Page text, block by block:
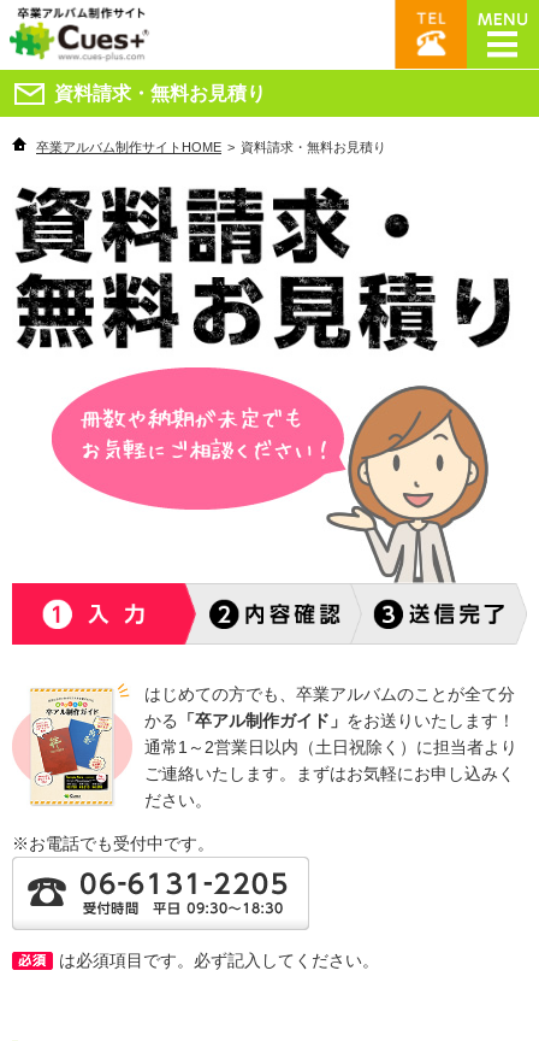
資料請求・無料お見積り
卒業アルバム制作サイトHOME > 資料請求・無料お見積り
はじめての方でも、卒業アルバムのことが全て分
かる
「卒アル制作ガイド」 をお送りいたします！
通常1～2営業日以内（土日祝除く）に担当者より
ご連絡いたします。まずはお気軽にお申し込みく
ださい。
※お電話でも受付中です。
は必須項目です。必ず記入してください。